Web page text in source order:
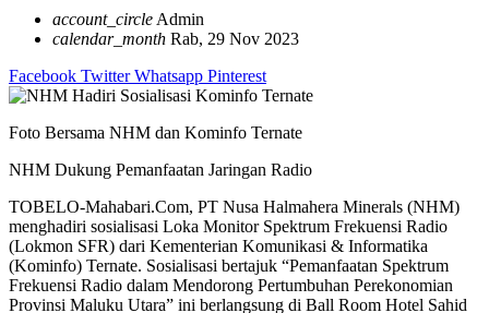
account_circleAdmin
calendar_month Rab, 29 Nov 2023
Facebook Twitter Whatsapp Pinterest
Foto Bersama NHM dan Kominfo Ternate
NHM Dukung Pemanfaatan Jaringan Radio
TOBELO-Mahabari.Com, PT Nusa Halmahera Minerals (NHM)
menghadiri sosialisasi Loka Monitor Spektrum Frekuensi Radio
(Lokmon SFR) dari Kementerian Komunikasi & Informatika
(Kominfo) Ternate. Sosialisasi bertajuk “Pemanfaatan Spektrum
Frekuensi Radio dalam Mendorong Pertumbuhan Perekonomian
Provinsi Maluku Utara” ini berlangsung di Ball Room Hotel Sahid